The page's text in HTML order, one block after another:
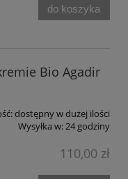
do koszyka
Bio Agadir
dostępny w dużej ilości
Wysyłka w:24 godziny
110,00 zł